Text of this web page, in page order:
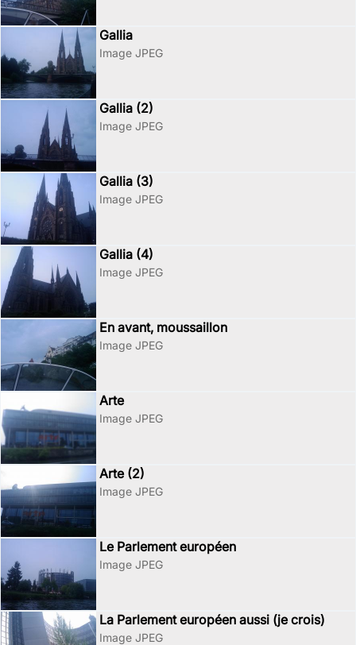
Gallia
Image JPEG
Gallia (2)
Image JPEG
Gallia (3)
Image JPEG
Gallia (4)
Image JPEG
En avant, moussaillon
Image JPEG
Arte
Image JPEG
Arte (2)
Image JPEG
Le Parlement européen
Image JPEG
La Parlement européen aussi (je crois)
Image JPEG